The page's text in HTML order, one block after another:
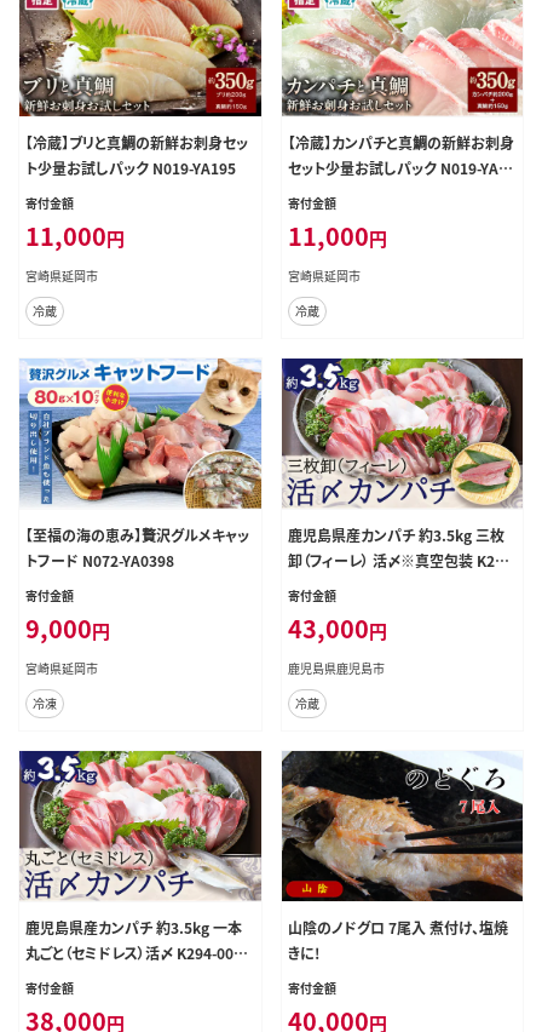
【冷蔵】ブリと真鯛の新鮮お刺身セッ
ト少量お試しパック N019-YA195
寄付金額
11,000円
宮崎県延岡市
冷蔵
【冷蔵】カンパチと真鯛の新鮮お刺身
セット少量お試しパック N019-YA19
3
寄付金額
11,000円
宮崎県延岡市
冷蔵
【至福の海の恵み】贅沢グルメキャッ
トフード N072-YA0398
寄付金額
9,000円
宮崎県延岡市
冷凍
鹿児島県産カンパチ 約3.5kg 三枚
卸（フィーレ） 活〆※真空包装 K294
-003_02
寄付金額
43,000円
鹿児島県鹿児島市
冷蔵
鹿児島県産カンパチ 約3.5kg 一本
丸ごと（セミドレス）活〆 K294-003_
01
寄付金額
38,000円
山陰のノドグロ 7尾入 煮付け、塩焼
きに!
寄付金額
40,000円